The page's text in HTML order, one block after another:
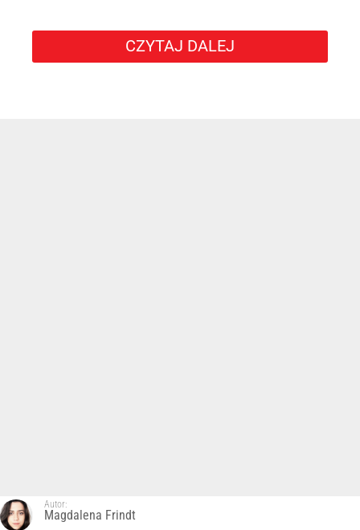
CZYTAJ DALEJ
Autor:
Magdalena Frindt